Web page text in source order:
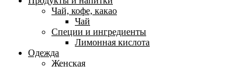
Чай, кофе, какао
Чай
Специи и ингредиенты
Лимонная кислота
Одежда
Женская